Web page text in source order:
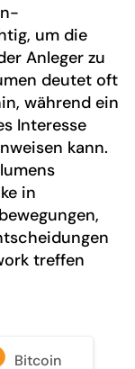
um die
Anleger zu
deutet oft
während ein
Interesse
kann.
in
treffen
Bitcoin